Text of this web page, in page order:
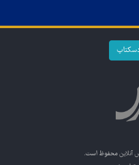
آنلاین محفوظ است.